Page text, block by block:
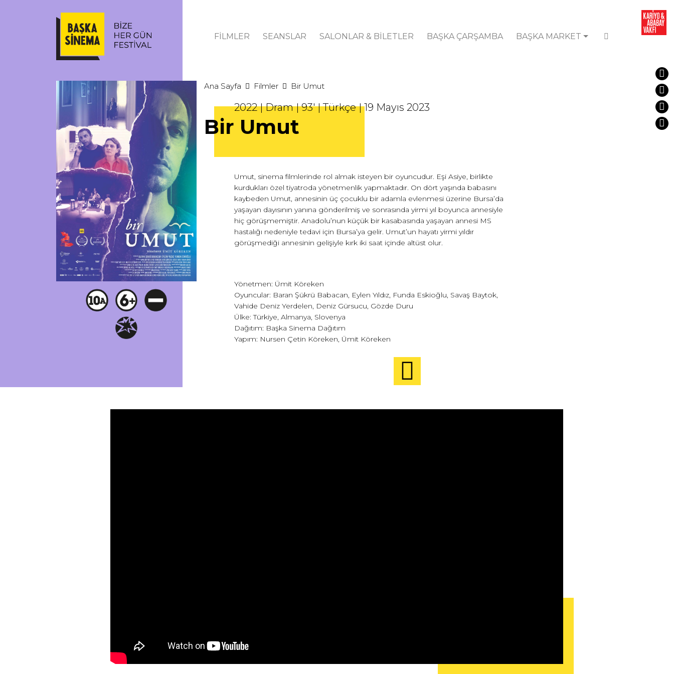
FİLMLER SEANSLAR SALONLAR & BİLETLER BAŞKA ÇARŞAMBA BAŞKA MARKET
Ana Sayfa Filmler Bir Umut
2022 | Dram | 93' | Türkçe | 19 Mayıs 2023
Bir Umut
Umut, sinema filmlerinde rol almak isteyen bir oyuncudur. Eşi Asiye, birlikte
kurdukları özel tiyatroda yönetmenlik yapmaktadır. On dört yaşında babasını
kaybeden Umut, annesinin üç çocuklu bir adamla evlenmesi üzerine Bursa’da
yaşayan dayısının yanına gönderilmiş ve sonrasında yirmi yıl boyunca annesiyle
hiç görüşmemiştir. Anadolu’nun küçük bir kasabasında yaşayan annesi MS
hastalığı nedeniyle tedavi için Bursa’ya gelir. Umut’un hayatı yirmi yıldır
görüşmediği annesinin gelişiyle kırk iki saat içinde altüst olur.
Yönetmen: Ümit Köreken
Oyuncular: Baran Şükrü Babacan, Eylen Yıldız, Funda Eskioğlu, Savaş Baytok,
Vahide Deniz Yerdelen, Deniz Gürsucu, Gözde Duru
Ülke: Türkiye, Almanya, Slovenya
Dağıtım: Başka Sinema Dağıtım
Yapım: Nursen Çetin Köreken, Ümit Köreken